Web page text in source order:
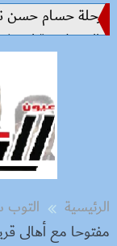
حسام حسن نحو
الرئيسية
مفتوحا مع أهالى